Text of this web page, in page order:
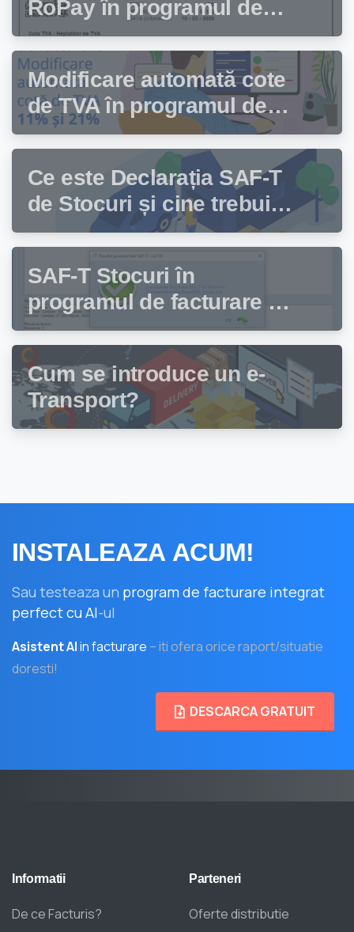
RoPay în programul de
facturare Facturis
Modificare automată cote
de TVA în programul de
facturare Facturis
Ce este Declarația SAF-T
de Stocuri și cine trebuie
să depună această
declarație?
SAF-T Stocuri în
programul de facturare și
gestiune stocuri Facturis
Cum se introduce un e-
Transport?
INSTALEAZA ACUM!
Sau testeaza un program de facturare integrat
perfect cu AI-ul
Asistent AIin facturare – iti ofera orice raport/situatie
doresti!
DESCARCA GRATUIT
Informatii
De ce Facturis?
Parteneri
Oferte distributie